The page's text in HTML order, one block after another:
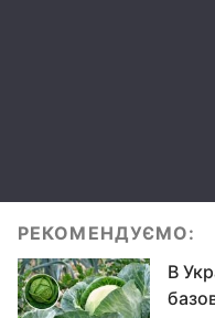
РЕКОМЕНДУЄМО:
В